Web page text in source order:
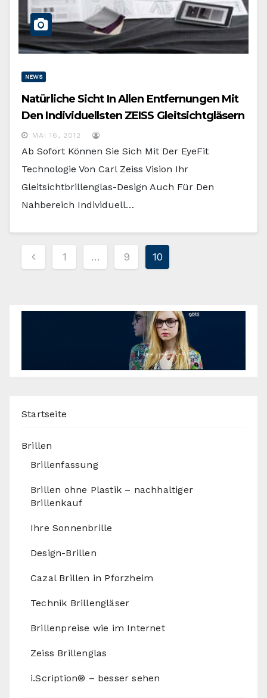
NEWS
Natürliche Sicht In Allen Entfernungen Mit
Den Individuellsten ZEISS Gleitsichtgläsern
Aller Zeiten
MAI 16, 2012
Ab Sofort Können Sie Sich Mit Der EyeFit
Technologie Von Carl Zeiss Vision Ihr
Gleitsichtbrillenglas-Design Auch Für Den
Nahbereich Individuell…
1 … 9 10
Startseite
Brillen
Brillenfassung
Brillen ohne Plastik – nachhaltiger
Brillenkauf
Ihre Sonnenbrille
Design-Brillen
Cazal Brillen in Pforzheim
Technik Brillengläser
Brillenpreise wie im Internet
Zeiss Brillenglas
i.Scription® – besser sehen